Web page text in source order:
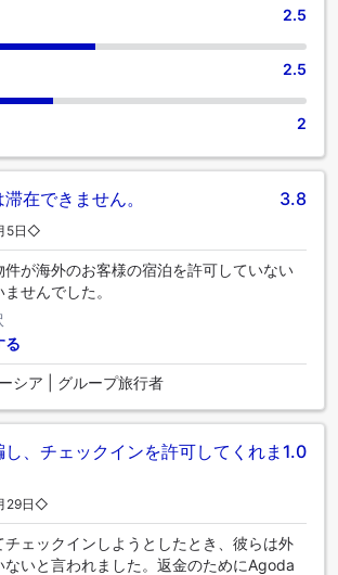
2.5
2.5
2
在できません。 3.8
5日◇
が海外のお客様の宿泊を許可していない
せんでした。
る
シア | グループ旅行者
、チェックインを許可してくれま 1.0
29日◇
チェックインしようとしたとき、彼らは外
ないと言われました。返金のためにAgoda